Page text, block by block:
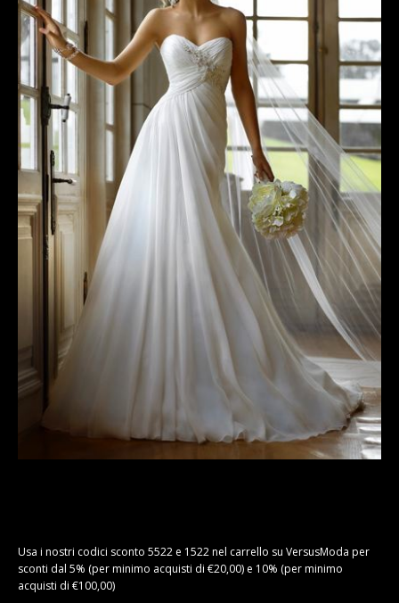
GIACCHE E CAPPOTTI
MAGLIETTE
PANTALONI
PIGIAMI
SCUOLA
TUTE E FELPE
UOMO
CAMICIE
CARNEVALE
DANZA
MAGLIONI
CONTATTACI
Usa i nostri codici sconto 5522 e 1522 nel carrello su VersusModa per
sconti dal 5% (per minimo acquisti di €20,00) e 10% (per minimo
acquisti di €100,00)